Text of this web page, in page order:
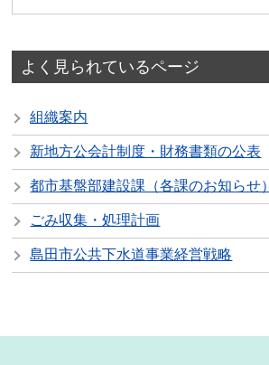
よく見られているページ
組織案内
新地方公会計制度・財務書類の公表
都市基盤部建設課（各課のお知らせ）
ごみ収集・処理計画
島田市公共下水道事業経営戦略